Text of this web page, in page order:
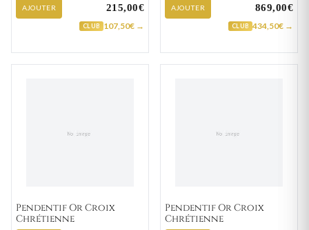
AJOUTER 215,00€
CLUB 107,50€ →
AJOUTER 869,00€
CLUB 434,50€ →
Pendentif Or Croix
Chrétienne
Pendentif Or Croix
Chrétienne